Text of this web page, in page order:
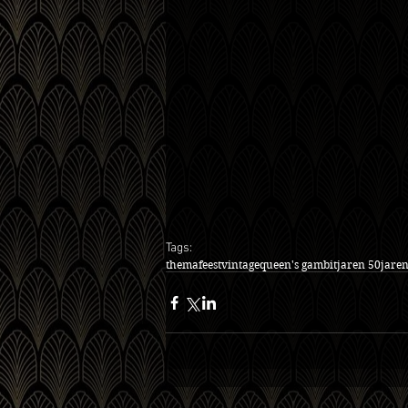
Tags:
themafeestvintagequeen's gambitjaren 50